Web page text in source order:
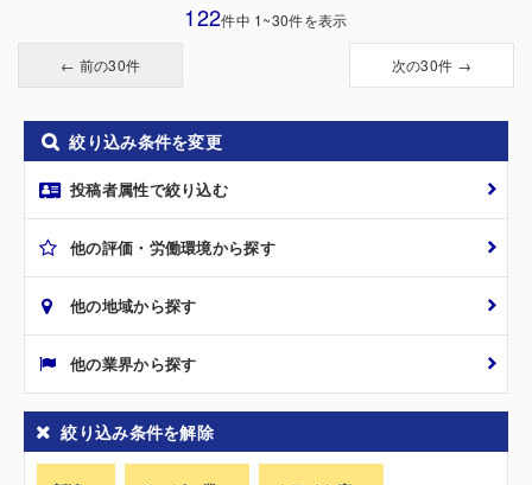
122件中 1~30件を表示
← 前の30件 次の30件 →
絞り込み条件を変更
投稿者属性で絞り込む
他の評価・労働環境から探す
他の地域から探す
他の業界から探す
絞り込み条件を解除